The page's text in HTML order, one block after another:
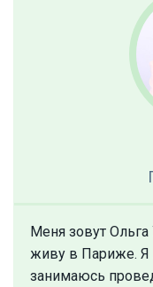
Меня зовут Ольга
живу в Париже. Я
занимаюсь